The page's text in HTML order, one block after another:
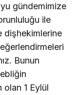
gündemimize
ile
dişhekimlerine
Bunun
olan 1 Eylül